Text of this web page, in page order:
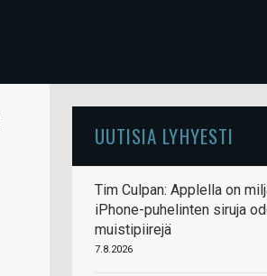
UUTISIA LYHYESTI
Tim Culpan: Applella on
iPhone-puhelinten siruja
muistipiirejä
7.8.2026